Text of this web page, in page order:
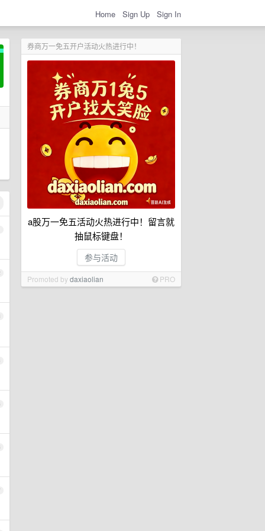
Home Sign Up Sign In
券商万一免五开户活动火热进行中！
a股万一免五活动火热进行中！留言就
抽鼠标键盘！
参与活动
Promoted bydaxiaolian PRO